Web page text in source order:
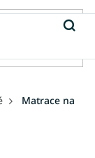
Matrace na